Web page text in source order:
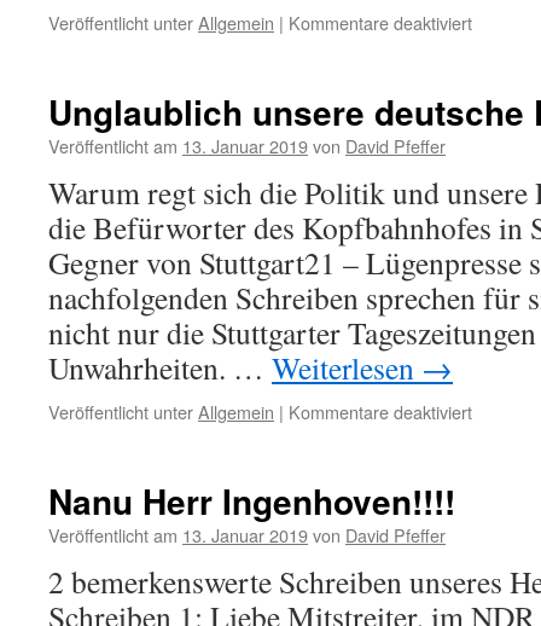
Veröffentlicht unterAllgemein | Kommentare deaktiviertfür
dem
Matthias
Gastel!
Unglaublich unsere deutsche
Veröffentlicht am 13. Januar 2019von David Pfeffer
Warum regt sich die Politik und unsere
die Befürworter des Kopfbahnhofes in
Gegner von Stuttgart21 – Lügenpresse
nachfolgenden Schreiben sprechen
nicht nur die Stuttgarter
Unwahrheiten. … Weiterlesen →
Veröffentlicht unterAllgemein | Kommentare deaktiviertfür
Nanu Herr Ingenhoven!!!!
Veröffentlicht am 13. Januar 2019von David Pfeffer
2 bemerkenswerte Schreiben unseres
Schreiben 1: Liebe Mitstreiter, im